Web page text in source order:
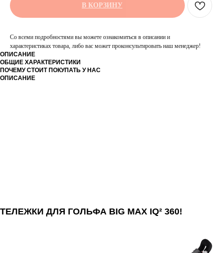
В КОРЗИНУ
Со всеми подробностями вы можете ознакомиться в описании и
характеристиках товара, либо вас может проконсультировать наш менеджер!
ОПИСАНИЕ
ОБЩИЕ ХАРАКТЕРИСТИКИ
ПОЧЕМУ СТОИТ ПОКУПАТЬ У НАС
ОПИСАНИЕ
ТЕЛЕЖКИ ДЛЯ ГОЛЬФА BIG MAX IQ² 360!